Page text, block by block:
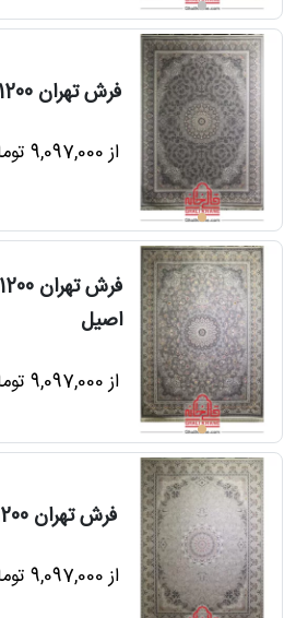
فرش تهران 1200 شانه طرح آراگل فیلی
از 9,097,000 تومان تا 61,465,000 تومان
اصیل
از 9,097,000 تومان تا 61,465,000 تومان
فرش تهران 1200 شانه طرح آراگل کرم
از 9,097,000 تومان تا 61,465,000 تومان